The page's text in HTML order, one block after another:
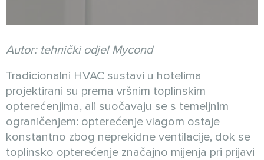
Autor: tehnički odjel Mycond
Tradicionalni HVAC sustavi u hotelima
projektirani su prema vršnim toplinskim
opterećenjima, ali suočavaju se s temeljnim
ograničenjem: opterećenje vlagom ostaje
konstantno zbog neprekidne ventilacije, dok se
toplinsko opterećenje značajno mijenja pri prijavi